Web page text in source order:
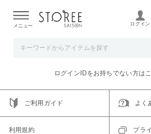
よる配送遅延が発生しております。
メニュー ログイン
ご指定のアイテムは取り扱い終了、また
トップへ戻る
ログインIDをお持ちでない方は
ご利用ガイド よく
利用規約 プラ